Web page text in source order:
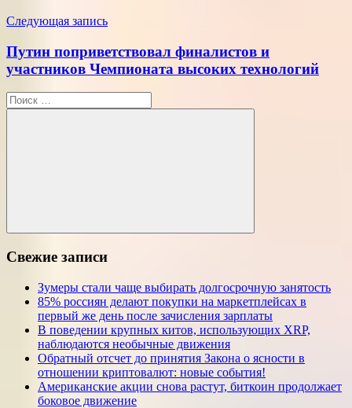
Следующая запись
Путин поприветствовал финалистов и
участников Чемпионата высоких технологий
Поиск
для:
Поиск
Свежие записи
Зумеры стали чаще выбирать долгосрочную занятость
85% россиян делают покупки на маркетплейсах в
первый же день после зачисления зарплаты
В поведении крупных китов, использующих XRP,
наблюдаются необычные движения
Обратный отсчет до принятия Закона о ясности в
отношении криптовалют: новые события!
Американские акции снова растут, биткоин продолжает
боковое движение